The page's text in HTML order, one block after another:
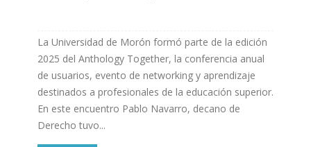
La Universidad de Morón formó parte de la edición
2025 del Anthology Together, la conferencia anual
de usuarios, evento de networking y aprendizaje
destinados a profesionales de la educación superior.
En este encuentro Pablo Navarro, decano de
Derecho tuvo...